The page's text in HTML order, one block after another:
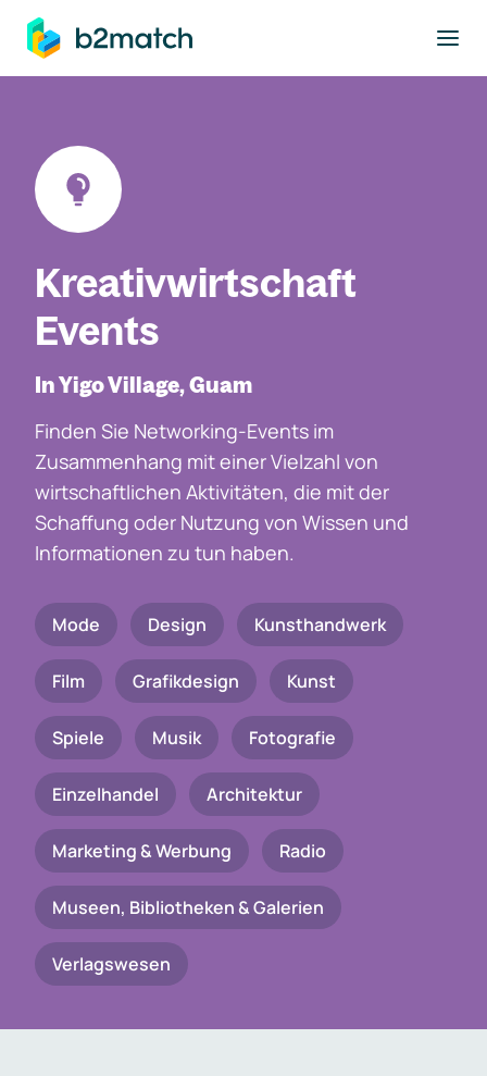
springen
Kreativwirtschaft
Events
In Yigo Village, Guam
Finden Sie Networking-Events im
Zusammenhang mit einer Vielzahl von
wirtschaftlichen Aktivitäten, die mit der
Schaffung oder Nutzung von Wissen und
Informationen zu tun haben.
Mode Design Kunsthandwerk
Film Grafikdesign Kunst
Spiele Musik Fotografie
Einzelhandel Architektur
Marketing & Werbung Radio
Museen, Bibliotheken & Galerien
Verlagswesen